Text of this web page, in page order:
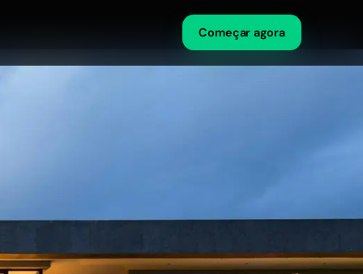
Começar agora